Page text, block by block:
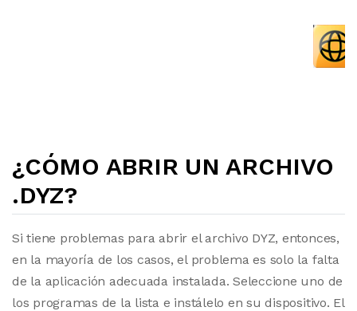
¿CÓMO ABRIR UN ARCHIVO
.DYZ?
Si tiene problemas para abrir el archivo DYZ, entonces,
en la mayoría de los casos, el problema es solo la falta
de la aplicación adecuada instalada. Seleccione uno de
los programas de la lista e instálelo en su dispositivo. El